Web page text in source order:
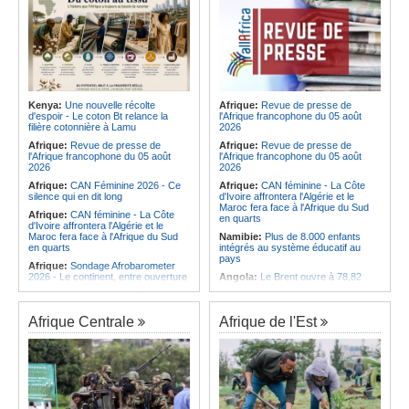
Kenya: Une nouvelle récolte
d'espoir - Le coton Bt relance la
filière cotonnière à Lamu
Afrique: Revue de presse de
l'Afrique francophone du 05 août
2026
Afrique: CAN Féminine 2026 - Ce
silence qui en dit long
Afrique: CAN féminine - La Côte
d'Ivoire affrontera l'Algérie et le
Maroc fera face à l'Afrique du Sud
en quarts
Afrique: Sondage Afrobarometer
2026 - Le continent, entre ouverture
Afrique:L'Éthiopie accueillera la
76e session du Comité régional de
l'OMS pour le continent
Afrique:La chaîne Canal+ va
diffuser l'ensemble des coupes
d'Europe de football sur le continent
Afrique:Les soins de santé
passent aussi par les familles et les
Afrique: Revue de presse de
l'Afrique francophone du 05 août
2026
Afrique: Revue de presse de
l'Afrique francophone du 05 août
2026
Afrique: CAN féminine - La Côte
d'Ivoire affrontera l'Algérie et le
Maroc fera face à l'Afrique du Sud
en quarts
Namibie: Plus de 8.000 enfants
intégrés au système éducatif au
pays
Angola: Le Brent ouvre à 78,82
Angola:Une commission présente
son plan d'intervention en cas de
catastrophe à Huambo
Angola:L'IDF renforce l'application
de la loi pour préserver la faune
sauvage
Angola:Les chasseurs angolais
préconisent la numérisation du
Afrique Centrale Afrique de l'Est